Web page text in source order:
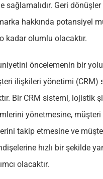
sağlamalıdır. Geri
hakkında potansiyel
kadar olumlu olacaktır.
öncelemenin bir
ilişkileri yönetimi (CRM)
Bir CRM sistemi, lojistik
yönetmesine,
takip etmesine ve
hızlı bir şekilde
olacaktır.